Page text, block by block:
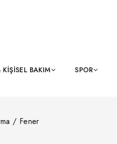
BAKIM SPOR
/ Fener